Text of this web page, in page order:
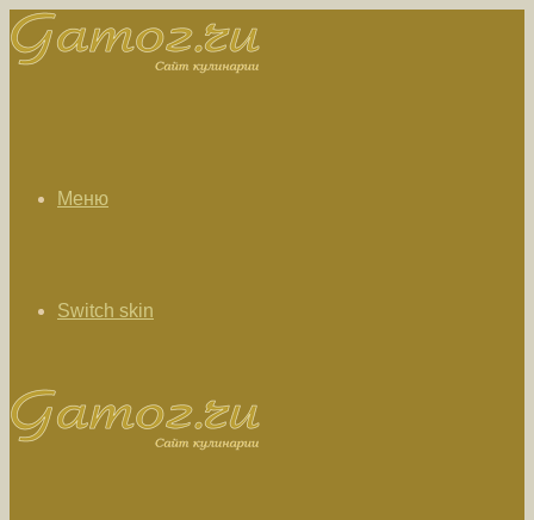
Меню
Switch skin